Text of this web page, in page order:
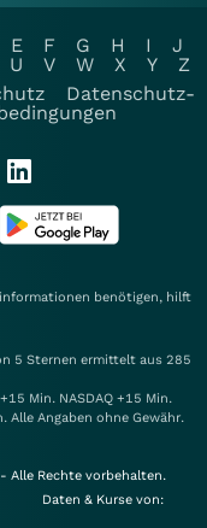
E F G H I
J
U V W X Y
Z
Datenschutz-
benötigen, hilft
5 Sternen ermittelt aus 285
Min. NASDAQ +15 Min.
Alle Angaben ohne Gewähr.
Alle Rechte vorbehalten.
Daten & Kurse von: